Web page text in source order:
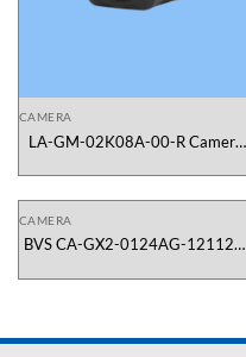
CAMERA
LA-GM-02K08A-00-R Camera
TELEDYNE DALSA Vietnam
CAMERA
BVS CA-GX2-0124AG-121120-
nghiệp MV Balluff Vietnam